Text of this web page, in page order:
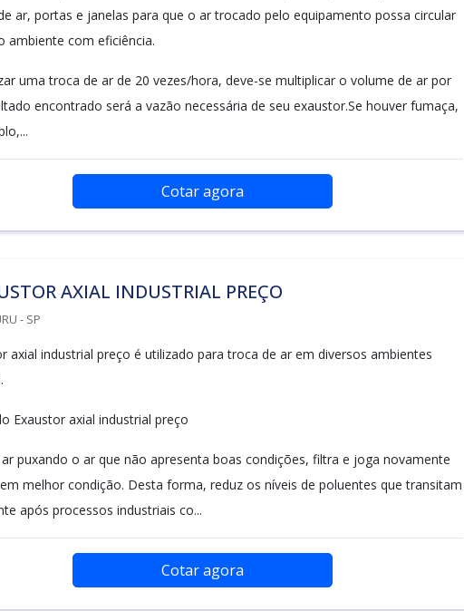
ar, portas e janelas para que o ar trocado pelo equipamento possa circular
ambiente com eficiência.
uma troca de ar de 20 vezes/hora, deve-se multiplicar o volume de ar por
encontrado será a vazão necessária de seu exaustor.Se houver fumaça,
Cotar agora
AXIAL INDUSTRIAL PREÇO
- SP
axial industrial preço é utilizado para troca de ar em diversos ambientes
Exaustor axial industrial preço
puxando o ar que não apresenta boas condições, filtra e joga novamente
melhor condição. Desta forma, reduz os níveis de poluentes que transitam
após processos industriais co...
Cotar agora